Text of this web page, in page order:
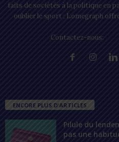
faits de sociétés à la politique en
oublier le sport ; Lomegraph
Contactez-nous:
ENCORE PLUS D'ARTICLES
Pilule du
pas une